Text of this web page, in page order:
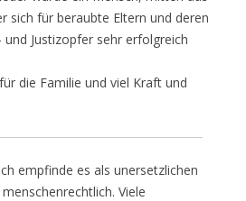
sich für beraubte Eltern und deren
Justizopfer sehr erfolgreich
die Familie und viel Kraft und
empfinde es als unersetzlichen
Viele